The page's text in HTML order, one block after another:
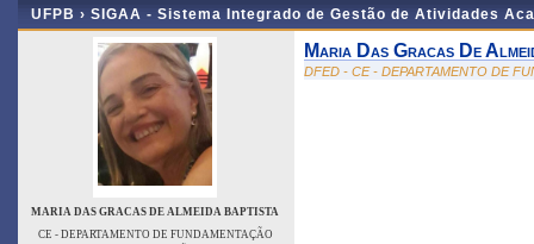
UFPB › SIGAA - Sistema Integrado de Gestão de Atividades
MARIA DAS GRACAS DE ALMEIDA BAPTISTA
CE - DEPARTAMENTO DE FUNDAMENTAÇÃO
Maria Das Gracas De
DFED - CE - DEPARTAMENTO DE